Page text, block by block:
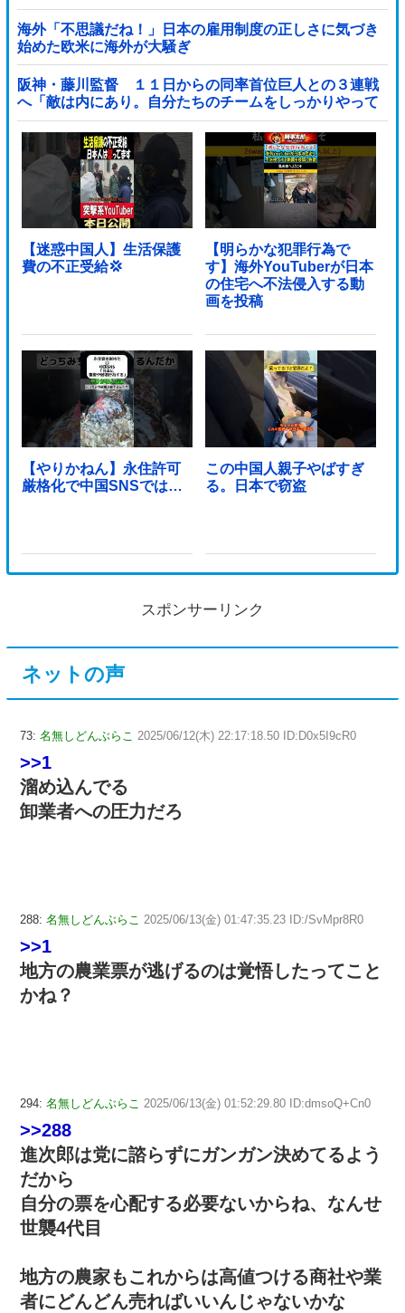
海外「不思議だね！」日本の雇用制度の正しさに気づき
始めた欧米に海外が大騒ぎ
阪神・藤川監督 １１日からの同率首位巨人との３連戦
へ「敵は内にあり。自分たちのチームをしっかりやって
いく」他
【迷惑中国人】生活保護
費の不正受給💢
【明らかな犯罪行為で
す】海外YouTuberが日本
の住宅へ不法侵入する動
画を投稿
【やりかねん】永住許可
厳格化で中国SNSでは…
この中国人親子やばすぎ
る。日本で窃盗
スポンサーリンク
ネットの声
73: 名無しどんぶらこ 2025/06/12(木) 22:17:18.50 ID:D0x5I9cR0
>>1
溜め込んでる
卸業者への圧力だろ
288: 名無しどんぶらこ 2025/06/13(金) 01:47:35.23 ID:/SvMpr8R0
>>1
地方の農業票が逃げるのは覚悟したってこと
かね？
294: 名無しどんぶらこ 2025/06/13(金) 01:52:29.80 ID:dmsoQ+Cn0
>>288
進次郎は党に諮らずにガンガン決めてるよう
だから
自分の票を心配する必要ないからね、なんせ
世襲4代目
地方の農家もこれからは高値つける商社や業
者にどんどん売ればいいんじゃないかな